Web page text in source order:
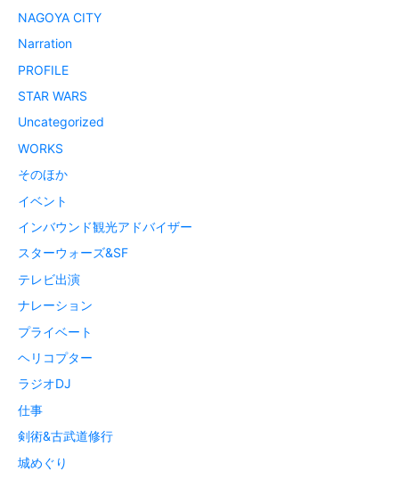
NAGOYA CITY
Narration
PROFILE
STAR WARS
Uncategorized
WORKS
そのほか
イベント
インバウンド観光アドバイザー
スターウォーズ&SF
テレビ出演
ナレーション
プライベート
ヘリコプター
ラジオDJ
仕事
剣術&古武道修行
城めぐり